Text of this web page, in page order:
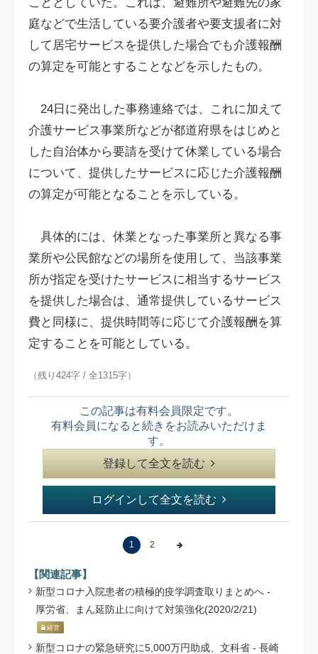
庭などで生活している要介護者や要支援者に対
して居宅サービスを提供した場合でも介護報酬
の算定を可能とすることなどを示したもの。
24日に発出した事務連絡では、これに加えて
介護サービス事業所などが都道府県をはじめと
した自治体から要請を受けて休業している場合
について、提供したサービスに応じた介護報酬
の算定が可能となることを示している。
具体的には、休業となった事業所と異なる事
業所や公民館などの場所を使用して、当該事業
所が指定を受けたサービスに相当するサービス
を提供した場合は、通常提供しているサービス
費と同様に、提供時間等に応じて介護報酬を算
定することを可能としている。
（残り424字 / 全1315字）
この記事は有料会員限定です。
有料会員になると続きをお読みいただけま
す。
登録して全文を読む
ログインして全文を読む
1 2
【関連記事】
新型コロナ入院患者の積極的疫学調査取りまとめへ -
厚労省、まん延防止に向けて対策強化(2020/2/21)
経営
新型コロナの緊急研究に5,000万円助成、文科省 - 長崎